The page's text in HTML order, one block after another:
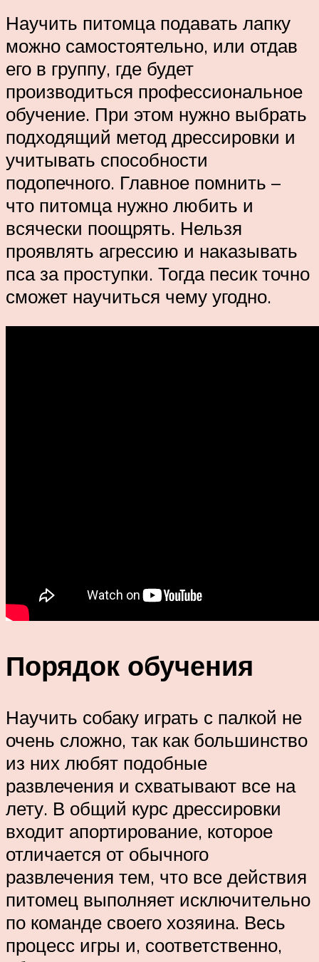
Научить питомца подавать лапку
можно самостоятельно, или отдав
его в группу, где будет
производиться профессиональное
обучение. При этом нужно выбрать
подходящий метод дрессировки и
учитывать способности
подопечного. Главное помнить –
что питомца нужно любить и
всячески поощрять. Нельзя
проявлять агрессию и наказывать
пса за проступки. Тогда песик точно
сможет научиться чему угодно.
Порядок обучения
Научить собаку играть с палкой не
очень сложно, так как большинство
из них любят подобные
развлечения и схватывают все на
лету. В общий курс дрессировки
входит апортирование, которое
отличается от обычного
развлечения тем, что все действия
питомец выполняет исключительно
по команде своего хозяина. Весь
процесс игры и, соответственно,